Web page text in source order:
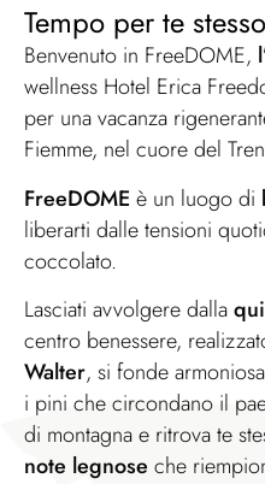
Tempo per te stesso​
Benvenuto in FreeDOME,
wellness Hotel Erica
per una vacanza
Fiemme, nel cuore del
FreeDOME è un luogo di
liberarti dalle tensioni
coccolato.
Lasciati avvolgere dalla
centro benessere,
Walter, si fonde
i pini che circondano il
di montagna e ritrova te
note legnose che